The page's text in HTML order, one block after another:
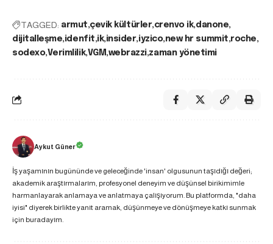
TAGGED: armut çevik kültürler crenvo ik danone
dijitalleşme idenfit ik insider iyzico new hr summit roche
sodexo Verimlilik VGM webrazzi zaman yönetimi
Aykut Güner
İş yaşamının bugününde ve geleceğinde 'insan' olgusunun taşıdığı değeri;
akademik araştırmalarım, profesyonel deneyim ve düşünsel birikimimle
harmanlayarak anlamaya ve anlatmaya çalışıyorum. Bu platformda, "daha
iyisi" diyerek birlikte yanıt aramak, düşünmeye ve dönüşmeye katkı sunmak
için buradayım.